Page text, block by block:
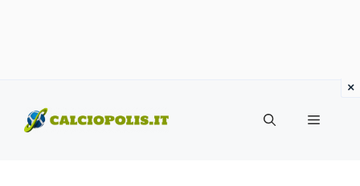
contenuto
Menu